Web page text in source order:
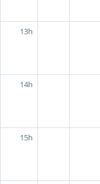
13h
14h
15h